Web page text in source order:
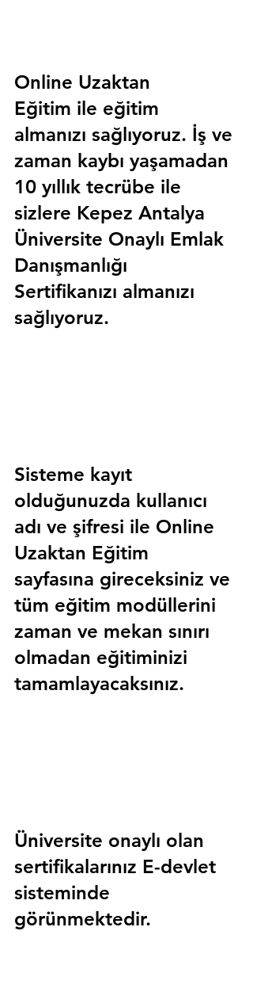
Online Uzaktan
Eğitim ile eğitim
almanızı sağlıyoruz. İş ve
zaman kaybı yaşamadan
10 yıllık tecrübe ile
sizlere Kepez Antalya
Üniversite Onaylı Emlak
Danışmanlığı
Sertifikanızı almanızı
sağlıyoruz.
Sisteme kayıt
olduğunuzda kullanıcı
adı ve şifresi ile Online
Uzaktan Eğitim
sayfasına gireceksiniz ve
tüm eğitim modüllerini
zaman ve mekan sınırı
olmadan eğitiminizi
tamamlayacaksınız.
Üniversite onaylı olan
sertifikalarınız E-devlet
sisteminde
görünmektedir.